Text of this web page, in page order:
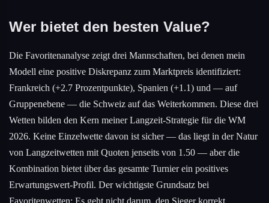
Wer bietet den besten Value?
Die Favoritenanalyse zeigt drei Mannschaften, bei denen mein
Modell eine positive Diskrepanz zum Marktpreis identifiziert:
Frankreich (+2.7 Prozentpunkte), Spanien (+1.1) und — auf
Gruppenebene — die Schweiz auf das Weiterkommen. Diese drei
Wetten bilden den Kern meiner Langzeit-Strategie für die WM
2026. Keine Einzelwette davon ist sicher — das liegt in der Natur
von Langzeitwetten mit Quoten jenseits von 1.50 — aber die
Kombination bietet über das gesamte Turnier ein positives
Erwartungswert-Profil. Der wichtigste Grundsatz bei
Favoritenwetten: Es geht nicht darum, den Sieger korrekt